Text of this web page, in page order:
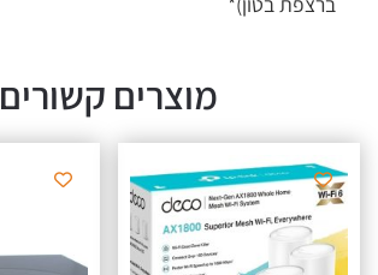
מוצרים קשורים